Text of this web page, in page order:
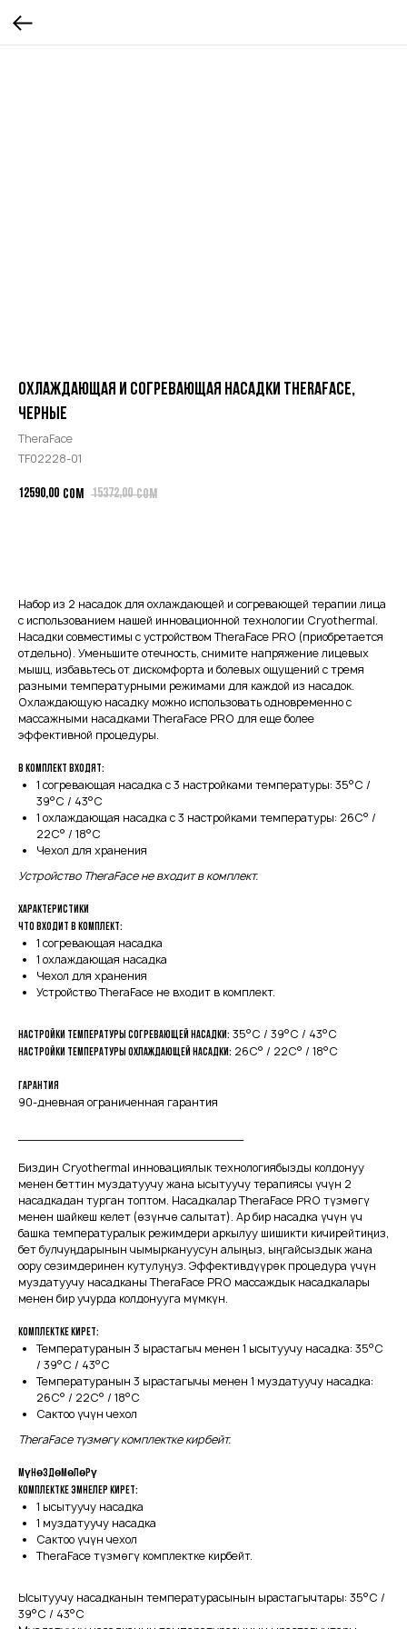
Охлаждающая и согревающая насадки TheraFace,
черные
TheraFace
TF02228-01
12590,00 сом 15372,00 сом
Набор из 2 насадок для охлаждающей и согревающей терапии лица
с использованием нашей инновационной технологии Cryothermal.
Насадки совместимы с устройством TheraFace PRO (приобретается
отдельно). Уменьшите отечность, снимите напряжение лицевых
мышц, избавьтесь от дискомфорта и болевых ощущений с тремя
разными температурными режимами для каждой из насадок.
Охлаждающую насадку можно использовать одновременно с
массажными насадками TheraFace PRO для еще более
эффективной процедуры.
В комплект входят:
1 согревающая насадка с 3 настройками температуры: 35°C /
39°C / 43°C
1 охлаждающая насадка с 3 настройками температуры: 26C° /
22C° / 18°C
Чехол для хранения
Устройство TheraFace не входит в комплект.
Характеристики
Что входит в комплект:
1 согревающая насадка
1 охлаждающая насадка
Чехол для хранения
Устройство TheraFace не входит в комплект.
Настройки температуры согревающей насадки: 35°C / 39°C / 43°C
Настройки температуры охлаждающей насадки: 26C° / 22C° / 18°C
Гарантия
90-дневная ограниченная гарантия
Биздин Cryothermal инновациялык технологиябызды колдонуу
менен беттин муздатуучу жана ысытуучу терапиясы үчүн 2
насадкадан турган топтом. Насадкалар TheraFace PRO түзмөгү
менен шайкеш келет (өзүнчө салытат). Ар бир насадка үчүн үч
башка температуралык режимдери аркылуу шишикти кичирейтиңиз,
бет булчуңдарынын чымыркануусун алыңыз, ыңгайсыздык жана
оору сезимдеринен кутулуңуз. Эффективдүүрөк процедура үчүн
муздатуучу насадканы TheraFace PRO массаждык насадкалары
менен бир учурда колдонууга мүмкүн.
Комплектке кирет:
Температуранын 3 ырастагыч менен 1 ысытуучу насадка: 35°C
/ 39°C / 43°C
Температуранын 3 ырастагычы менен 1 муздатуучу насадка:
26C° / 22C° / 18°C
Сактоо үчүн чехол
TheraFace түзмөгү комплектке кирбейт.
Мүнөздөмөлөрү
Комплектке эмнелер кирет:
1 ысытуучу насадка
1 муздатуучу насадка
Сактоо үчүн чехол
TheraFace түзмөгү комплектке кирбейт.
Ысытуучу насадканын температурасынын ырастагычтары: 35°C /
39°C / 43°C